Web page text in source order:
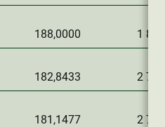
188,0000 1
182,8433 2
181,1477 2